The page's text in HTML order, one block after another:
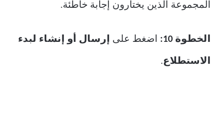
المجموعة الذين يختارون إجابة خاطئة.
الخطوة 10: اضغط على إرسال أو إنشاء لبدء
الاستطلاع.